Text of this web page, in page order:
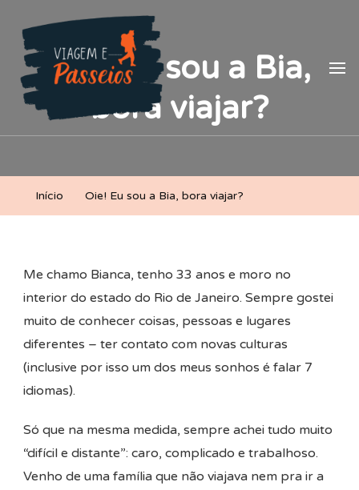
Viagem e Passeios
Lá vem aventura!
Oie! Eu sou a Bia,
bora viajar?
Início Oie! Eu sou a Bia, bora viajar?
Me chamo Bianca, tenho 33 anos e moro no
interior do estado do Rio de Janeiro. Sempre gostei
muito de conhecer coisas, pessoas e lugares
diferentes – ter contato com novas culturas
(inclusive por isso um dos meus sonhos é falar 7
idiomas).
Só que na mesma medida, sempre achei tudo muito
“difícil e distante”: caro, complicado e trabalhoso.
Venho de uma família que não viajava nem pra ir a